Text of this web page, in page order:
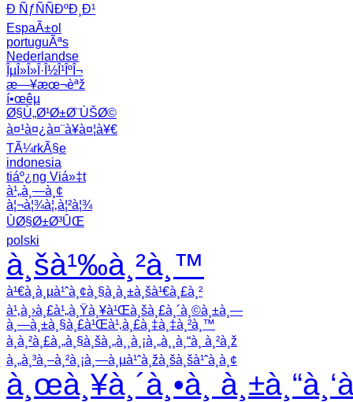
Ð ÑƒÑÑÐºÐ¸Ð¹
EspaÃ±ol
portuguÃªs
Nederlandse
ÎµÎ»Î»Î·Î½Î¹ÎºÎ¬
æ—¥æœ¬èªž
í•œêµ­
Ø§Ù„Ø¹Ø±Ø¨ÙŠØ©
à¤¹à¤¿à¤¨à¥à¤¦à¥€
TÃ¼rkÃ§e
indonesia
tiáº¿ng Viá»‡t
à¹„à¸—à¸¢
à¦¬à¦¾à¦‚à¦²à¦¾
ÙØ§Ø±Ø³ÛŒ
polski
à¸šà¹‰à¸²à¸™
à¹€à¸à¸µà¹ˆà¸¢à¸§à¸à¸±à¸šà¹€à¸£à¸²
à¹‚à¸›à¸£à¹„à¸Ÿà¸¥à¹Œà¸šà¸£à¸´à¸©à¸±à¸—
à¸—à¸±à¸§à¸£à¹Œà¹‚à¸£à¸‡à¸‡à¸²à¸™
à¸à¸²à¸£à¸„à¸§à¸šà¸„à¸¸à¸¡à¸„à¸¸à¸“à¸ à¸²à¸ž
à¸„à¸³à¸–à¸²à¸¡à¸—à¸µà¹ˆà¸žà¸šà¸šà¹ˆà¸­à¸¢
à¸œà¸¥à¸´à¸•à¸